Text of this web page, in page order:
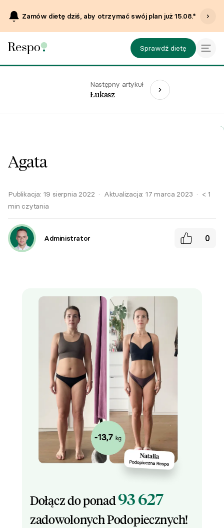
Zamów dietę dziś, aby otrzymać swój plan już15.08.*
Sprawdź dietę
Następny artykuł
Łukasz
Agata
Publikacja: 19 sierpnia 2022 · Aktualizacja:17 marca 2023 · < 1
min czytania
Administrator 0
Dołącz do ponad93 627
zadowolonych Podopiecznych!